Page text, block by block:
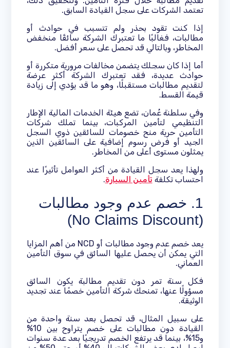
تعتمد الشركات على سجل القيادة السابق.
إذا كنت تقود بحذر ولم تتسبب في حوادث أو
مطالبات، فغالبًا ما تعتبرك الشركة سائقًا منخفض
المخاطر، وبالتالي قد تحصل على سعر أفضل.
أما إذا كان سجلك يتضمن مخالفات مرورية متكررة أو
حوادث عديدة، فقد تعتبرك الشركة أكثر عرضة
لتقديم مطالبات مستقبلًا، وهو ما قد يؤدي إلى زيادة
قيمة القسط.
وفي سلطنة عُمان، تضع هيئة الخدمات المالية الإطار
التنظيمي لتأمين المركبات، بينما تملك شركات
التأمين حرية منح خصومات للسائقين ذوي السجل
الجيد أو فرض رسوم إضافية على السائقين الذين
يمثلون مستوى أعلى من المخاطر.
ولهذا يعد سجل القيادة من أكثر العوامل تأثيرًا عند
احتساب تكلفة تأمين السيارة.
1. خصم عدم وجود مطالبات
(No Claims Discount)
يعد خصم عدم وجود مطالبات أو NCD من أهم المزايا
التي يمكن أن يحصل عليها السائق في سوق التأمين
العماني.
فكل سنة تمر دون تقديم مطالبة يكون السائق
مسؤولًا عنها، تمنحك شركة التأمين خصمًا عند تجديد
الوثيقة.
على سبيل المثال، قد تحصل بعد سنة واحدة من
القيادة دون مطالبات على خصم يتراوح بين 10%
و15%، بينما قد يرتفع الخصم تدريجيًا بعد عدة سنوات